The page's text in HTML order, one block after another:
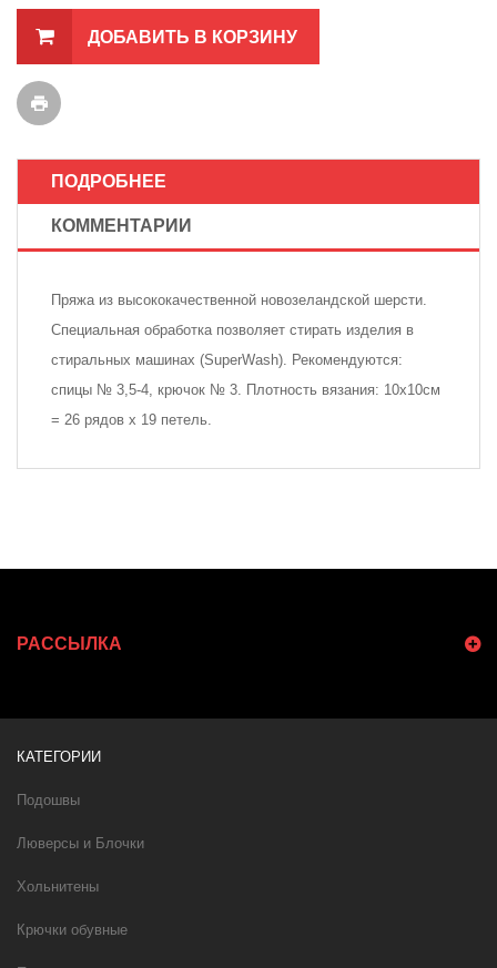
ДОБАВИТЬ В КОРЗИНУ
ПОДРОБНЕЕ
КОММЕНТАРИИ
Пряжа из высококачественной новозеландской шерсти.
Специальная обработка позволяет стирать изделия в
стиральных машинах (SuperWash). Рекомендуются:
спицы № 3,5-4, крючок № 3. Плотность вязания: 10х10см
= 26 рядов х 19 петель.
РАССЫЛКА
КАТЕГОРИИ
Подошвы
Люверсы и Блочки
Хольнитены
Крючки обувные